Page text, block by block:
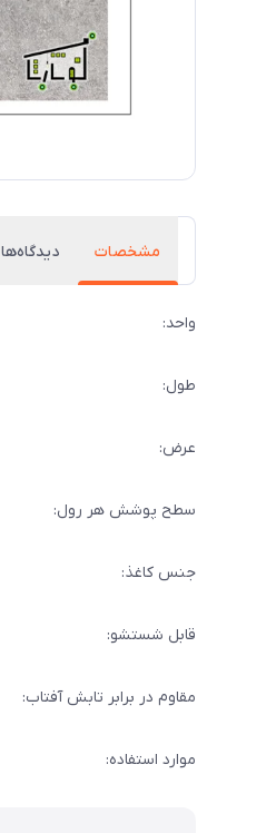
مشخصات دیدگاه‌ها
واحد:
طول:
عرض:
سطح پوشش هر رول:
جنس کاغذ:
قابل شستشو:
مقاوم در برابر تابش آفتاب:
موارد استفاده: